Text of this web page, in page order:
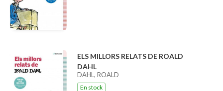
ELS MILLORS RELATS DE ROALD
DAHL
DAHL, ROALD
En stock